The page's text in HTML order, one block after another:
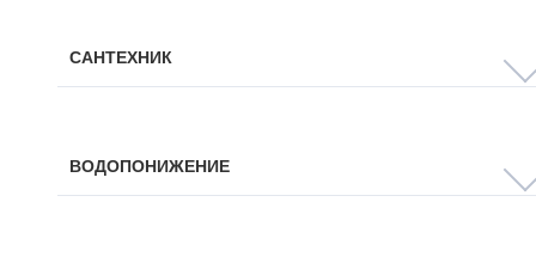
САНТЕХНИК
ВОДОПОНИЖЕНИЕ